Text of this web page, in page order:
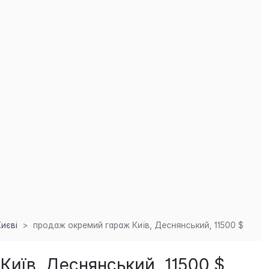
продаж окремий гараж Київ, Деснянський, 11500 $
Деснянський, 11500 $